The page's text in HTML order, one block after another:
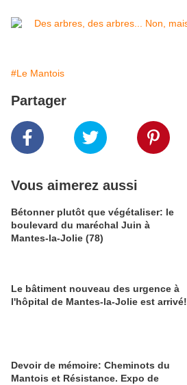
#Le Mantois
Partager
Vous aimerez aussi
Bétonner plutôt que végétaliser: le
boulevard du maréchal Juin à
Mantes-la-Jolie (78)
Le bâtiment nouveau des urgence à
l'hôpital de Mantes-la-Jolie est arrivé!
Devoir de mémoire: Cheminots du
Mantois et Résistance. Expo de